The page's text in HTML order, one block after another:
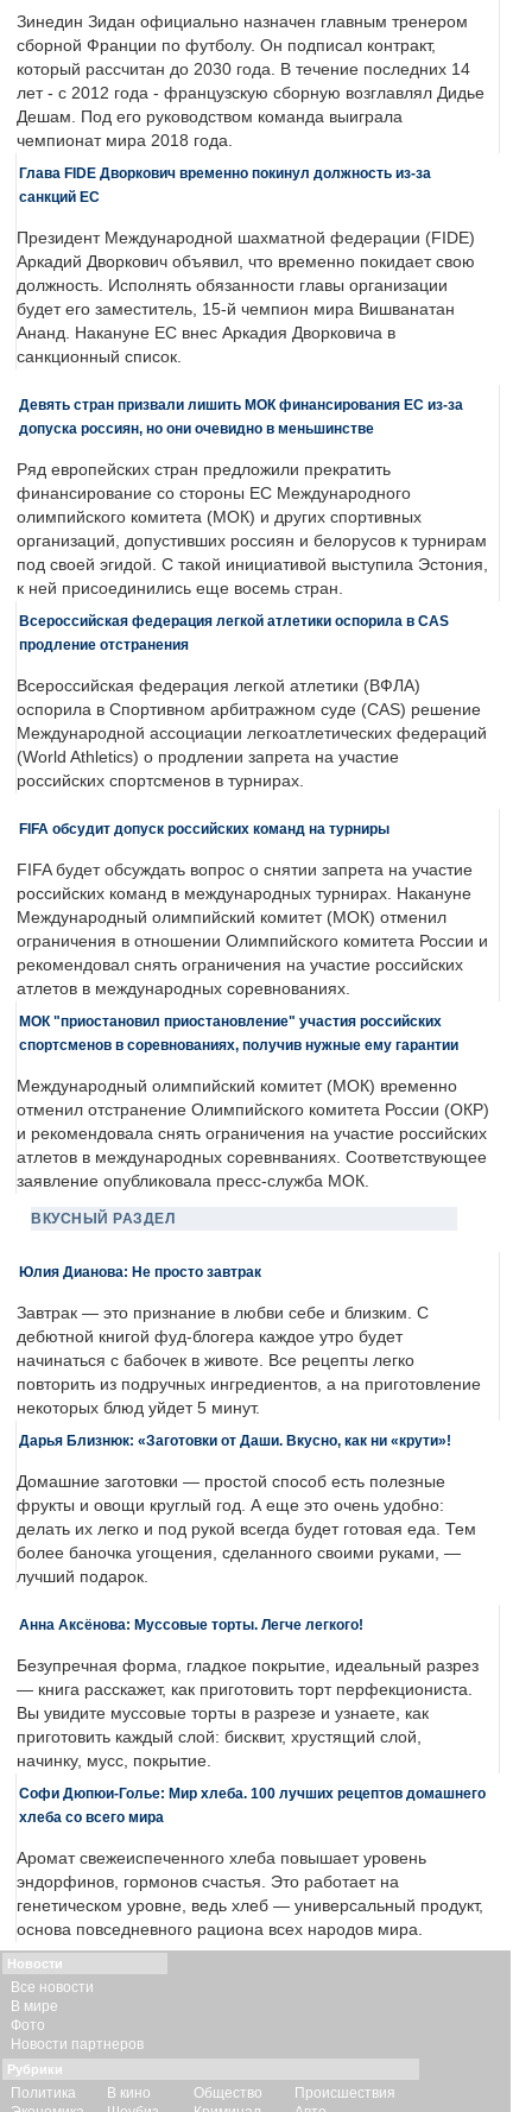
Зинедин Зидан официально назначен главным тренером
сборной Франции по футболу. Он подписал контракт,
который рассчитан до 2030 года. В течение последних 14
лет - с 2012 года - французскую сборную возглавлял Дидье
Дешам. Под его руководством команда выиграла
чемпионат мира 2018 года.
Глава FIDE Дворкович временно покинул должность из-за
санкций ЕС
Президент Международной шахматной федерации (FIDE)
Аркадий Дворкович объявил, что временно покидает свою
должность. Исполнять обязанности главы организации
будет его заместитель, 15-й чемпион мира Вишванатан
Ананд. Накануне ЕС внес Аркадия Дворковича в
санкционный список.
Девять стран призвали лишить МОК финансирования ЕС из-за
допуска россиян, но они очевидно в меньшинстве
Ряд европейских стран предложили прекратить
финансирование со стороны ЕС Международного
олимпийского комитета (МОК) и других спортивных
организаций, допустивших россиян и белорусов к турнирам
под своей эгидой. С такой инициативой выступила Эстония,
к ней присоединились еще восемь стран.
Всероссийская федерация легкой атлетики оспорила в CAS
продление отстранения
Всероссийская федерация легкой атлетики (ВФЛА)
оспорила в Спортивном арбитражном суде (CAS) решение
Международной ассоциации легкоатлетических федераций
(World Athletics) о продлении запрета на участие
российских спортсменов в турнирах.
FIFA обсудит допуск российских команд на турниры
FIFA будет обсуждать вопрос о снятии запрета на участие
российских команд в международных турнирах. Накануне
Международный олимпийский комитет (МОК) отменил
ограничения в отношении Олимпийского комитета России и
рекомендовал снять ограничения на участие российских
атлетов в международных соревнованиях.
МОК "приостановил приостановление" участия российских
спортсменов в соревнованиях, получив нужные ему гарантии
Международный олимпийский комитет (МОК) временно
отменил отстранение Олимпийского комитета России (ОКР)
и рекомендовала снять ограничения на участие российских
атлетов в международных соревнваниях. Соответствующее
заявление опубликовала пресс-служба МОК.
ВКУСНЫЙ РАЗДЕЛ
Юлия Дианова: Не просто завтрак
Завтрак — это признание в любви себе и близким. С
дебютной книгой фуд-блогера каждое утро будет
начинаться с бабочек в животе. Все рецепты легко
повторить из подручных ингредиентов, а на приготовление
некоторых блюд уйдет 5 минут.
Дарья Близнюк: «Заготовки от Даши. Вкусно, как ни «крути»!
Домашние заготовки — простой способ есть полезные
фрукты и овощи круглый год. А еще это очень удобно:
делать их легко и под рукой всегда будет готовая еда. Тем
более баночка угощения, сделанного своими руками, —
лучший подарок.
Анна Аксёнова: Муссовые торты. Легче легкого!
Безупречная форма, гладкое покрытие, идеальный разрез
— книга расскажет, как приготовить торт перфекциониста.
Вы увидите муссовые торты в разрезе и узнаете, как
приготовить каждый слой: бисквит, хрустящий слой,
начинку, мусс, покрытие.
Софи Дюпюи-Голье: Мир хлеба. 100 лучших рецептов домашнего
хлеба со всего мира
Аромат свежеиспеченного хлеба повышает уровень
эндорфинов, гормонов счастья. Это работает на
генетическом уровне, ведь хлеб — универсальный продукт,
основа повседневного рациона всех народов мира.
Новости
Все новости
В мире
Фото
Новости партнеров
Рубрики
Политика
В кино
Общество
Происшествия